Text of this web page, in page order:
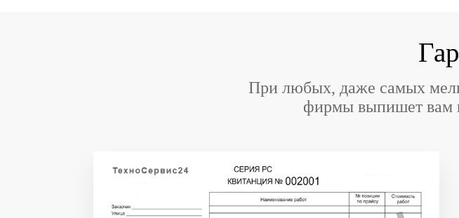
При любых, даже самых
фирмы выпишет вам